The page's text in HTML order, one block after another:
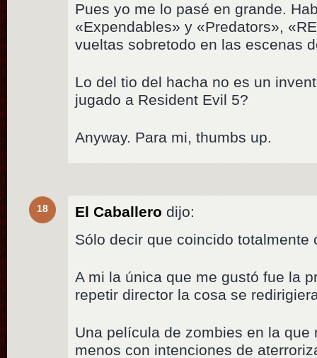
Pues yo me lo pasé en grande.
«Expendables» y «Predators»,
vueltas sobretodo en las escenas
Lo del tio del hacha no es un
jugado a Resident Evil 5?
Anyway. Para mi, thumbs up.
18 El Caballero dijo:
Sólo decir que coincido totalmente
A mi la única que me gustó fue la
repetir director la cosa se
Una película de zombies en la que
menos con intenciones de